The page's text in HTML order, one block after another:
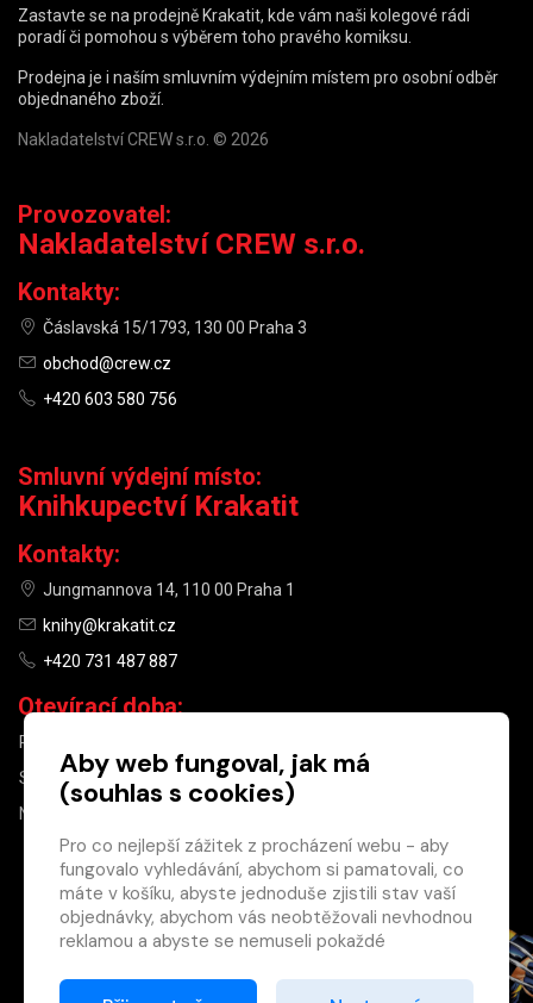
×
Máte u nás již
registrovaný
účet?
Zastavte se na prodejně Krakatit, kde vám naši kolegové rádi
poradí či pomohou s výběrem toho pravého komiksu.
Prodejna je i naším smluvním výdejním místem pro osobní odběr
objednaného zboží.
Nakladatelství CREW s.r.o. © 2026
Provozovatel:
Nakladatelství CREW s.r.o.
Kontakty:
Čáslavská 15/1793, 130 00 Praha 3
obchod@crew.cz
+420 603 580 756
Smluvní výdejní místo:
Knihkupectví Krakatit
Kontakty:
Jungmannova 14, 110 00 Praha 1
knihy@krakatit.cz
+420 731 487 887
Otevírací doba:
PO–PÁ
SO
10:00–13:00
NE
Aby web fungoval, jak má
(souhlas s cookies)
Pro co nejlepší zážitek z procházení webu - aby
fungovalo vyhledávání, abychom si pamatovali, co
máte v košíku, abyste jednoduše zjistili stav vaší
objednávky, abychom vás neobtěžovali nevhodnou
reklamou a abyste se nemuseli pokaždé